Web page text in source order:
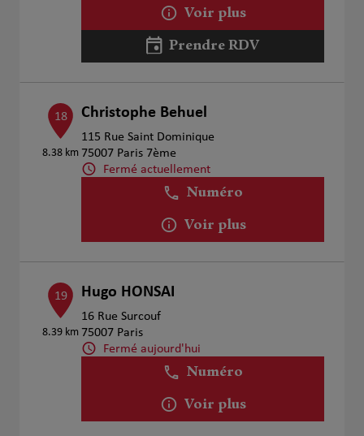
Voir plus
Prendre RDV
18
8.38 km
Christophe Behuel
115 Rue Saint Dominique
75007 Paris 7ème
Fermé actuellement
Numéro
Voir plus
19
8.39 km
Hugo HONSAI
16 Rue Surcouf
75007 Paris
Fermé aujourd'hui
Numéro
Voir plus